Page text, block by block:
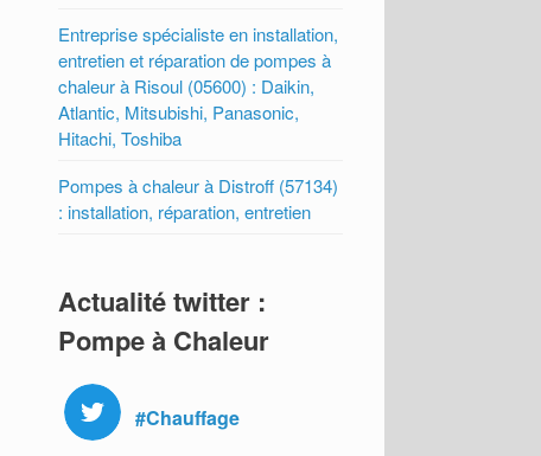
Entreprise spécialiste en installation,
entretien et réparation de pompes à
chaleur à Risoul (05600) : Daikin,
Atlantic, Mitsubishi, Panasonic,
Hitachi, Toshiba
Pompes à chaleur à Distroff (57134)
: installation, réparation, entretien
Actualité twitter :
Pompe à Chaleur
#Chauffage